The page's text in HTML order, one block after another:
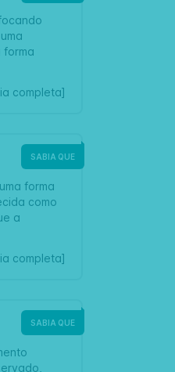
forma
completa]
SABIA QUE
forma
como
a
completa]
SABIA QUE